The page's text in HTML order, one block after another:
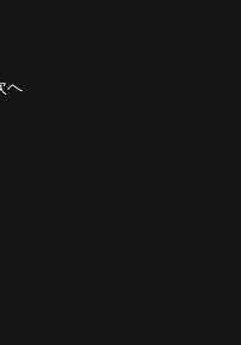
へ